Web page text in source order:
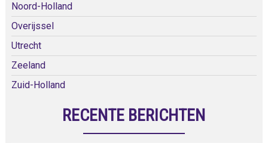
Noord-Holland
Overijssel
Utrecht
Zeeland
Zuid-Holland
RECENTE BERICHTEN